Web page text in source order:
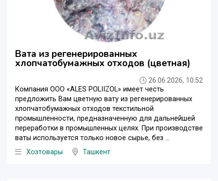
Вата из регенерированных
хлопчатобумажных отходов (цветная)
26.06.2026, 10:52
Компания ООО «ALES POLIIZOL» имеет честь
предложить Вам цветную вату из регенерированных
хлопчатобумажных отходов текстильной
промышленности, предназначенную для дальнейшей
переработки в промышленных целях. При производстве
ваты используется только новое сырье, без ...
Хозтовары
Ташкент